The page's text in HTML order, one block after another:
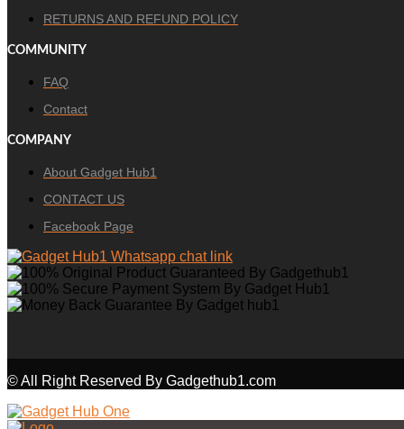
RETURNS AND REFUND POLICY
COMMUNITY
FAQ
Contact
COMPANY
About Gadget Hub1
CONTACT US
Facebook Page
© All Right Reserved By Gadgethub1.com